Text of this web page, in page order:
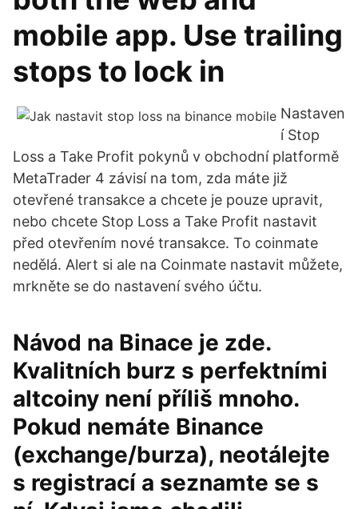
mobile app. Use trailing
stops to lock in
Nastaven
í Stop
Loss a Take Profit pokynů v obchodní platformě
MetaTrader 4 závisí na tom, zda máte již
otevřené transakce a chcete je pouze upravit,
nebo chcete Stop Loss a Take Profit nastavit
před otevřením nové transakce. To coinmate
nedělá. Alert si ale na Coinmate nastavit můžete,
mrkněte se do nastavení svého účtu.
Návod na Binace je zde.
Kvalitních burz s perfektními
altcoiny není příliš mnoho.
Pokud nemáte Binance
(exchange/burza), neotálejte
s registrací a seznamte se s